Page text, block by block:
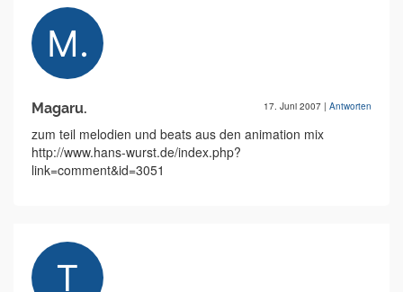
Magaru. 17. Juni 2007 | Antworten
zum teil melodien und beats aus den animation mix
http://www.hans-wurst.de/index.php?
link=comment&id=3051